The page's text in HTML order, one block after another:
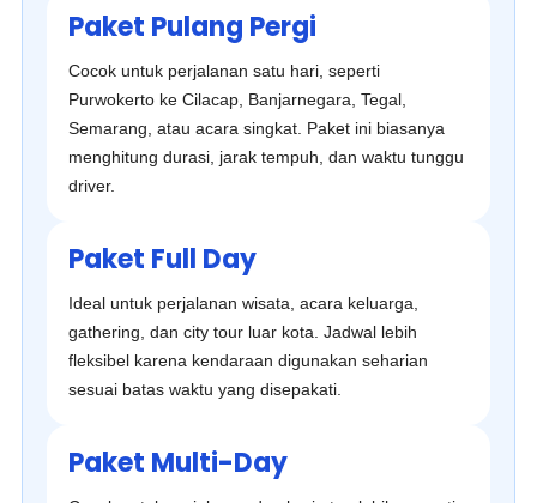
Paket Pulang Pergi
Cocok untuk perjalanan satu hari, seperti
Purwokerto ke Cilacap, Banjarnegara, Tegal,
Semarang, atau acara singkat. Paket ini biasanya
menghitung durasi, jarak tempuh, dan waktu tunggu
driver.
Paket Full Day
Ideal untuk perjalanan wisata, acara keluarga,
gathering, dan city tour luar kota. Jadwal lebih
fleksibel karena kendaraan digunakan seharian
sesuai batas waktu yang disepakati.
Paket Multi-Day